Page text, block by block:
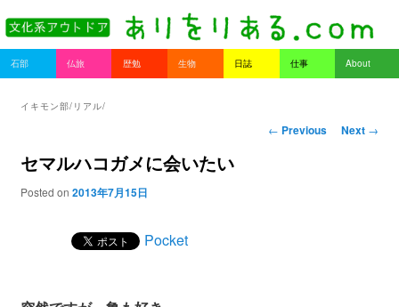
Main menu
Skip to primary content
Skip to secondary content
石部 仏旅 歴勉 生物 日誌 仕事 About
イキモン部/リアル/
Post navigation
← Previous Next →
セマルハコガメに会いたい
Posted on 2013年7月15日
Pocket